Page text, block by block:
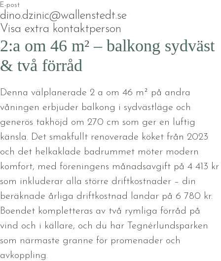
E-post
dino.dzinic@wallenstedt.se
Visa extra kontaktperson
2:a om 46 m² – balkong sydväst
& två förråd
Denna välplanerade 2 a om 46 m² på andra
våningen erbjuder balkong i sydvästläge och
generös takhöjd om 270 cm som ger en luftig
känsla. Det smakfullt renoverade köket från 2023
och det helkaklade badrummet möter modern
komfort, med föreningens månadsavgift på 4 413 kr
som inkluderar alla större driftkostnader – din
beräknade årliga driftkostnad landar på 6 780 kr.
Boendet kompletteras av två rymliga förråd på
vind och i källare, och du har Tegnérlundsparken
som närmaste granne för promenader och
avkoppling.